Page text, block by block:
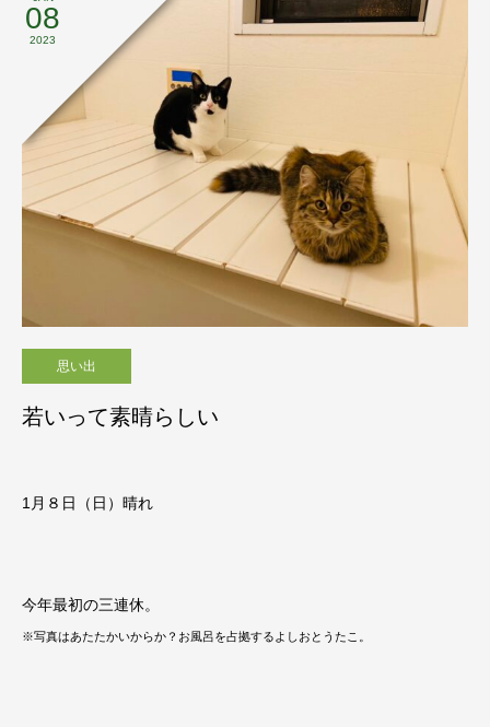
08
2023
思い出
若いって素晴らしい
1月８ 日（日）晴れ
今年最初の三連休。
※写真はあたたかいからか？お風呂を占拠するよしおとうたこ。